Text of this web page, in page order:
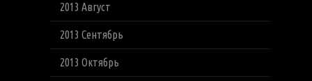
2013 Август
2013 Сентябрь
2013 Октябрь